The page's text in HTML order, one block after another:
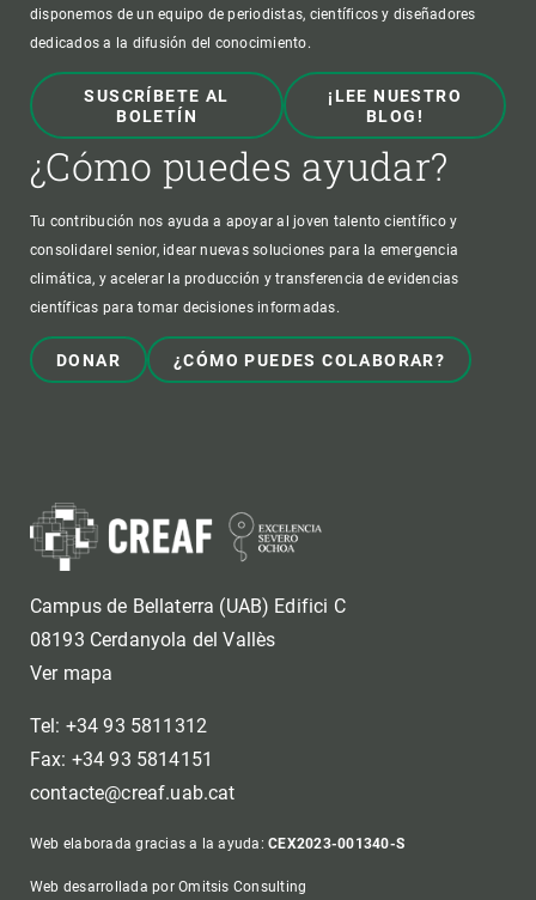
disponemos de un equipo de periodistas, científicos y diseñadores
dedicados a la difusión del conocimiento.
SUSCRÍBETE AL
BOLETÍN
¡LEE NUESTRO
BLOG!
¿Cómo puedes ayudar?
Tu contribución nos ayuda a apoyar al joven talento científico y
consolidarel senior, idear nuevas soluciones para la emergencia
climática, y acelerar la producción y transferencia de evidencias
científicas para tomar decisiones informadas.
DONAR ¿CÓMO PUEDES COLABORAR?
Campus de Bellaterra (UAB) Edifici C
08193 Cerdanyola del Vallès
Ver mapa
Tel: +34 93 5811312
Fax: +34 93 5814151
contacte@creaf.uab.cat
Web elaborada gracias a la ayuda:CEX2023-001340-S
Web desarrollada por Omitsis Consulting